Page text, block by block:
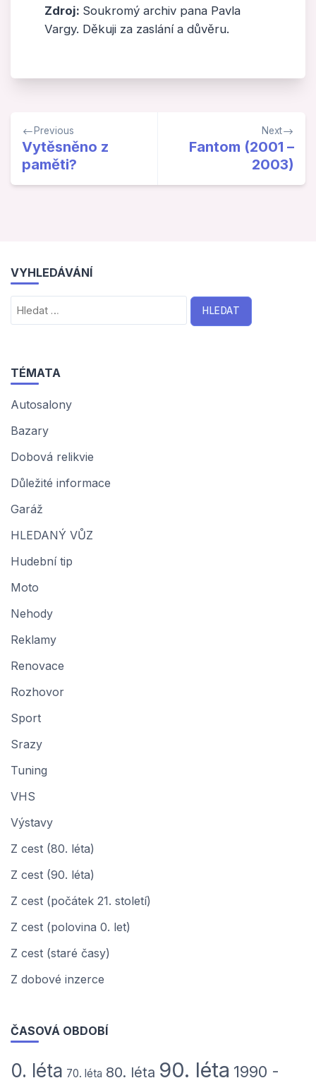
Zdroj: Soukromý archiv pana Pavla
Vargy. Děkuji za zaslání a důvěru.
Navigace
pro
příspěvek
Previous
Vytěsněno z
paměti?
Next
Fantom (2001 –
2003)
VYHLEDÁVÁNÍ
Vyhledávání
TÉMATA
Autosalony
Bazary
Dobová relikvie
Důležité informace
Garáž
HLEDANÝ VŮZ
Hudební tip
Moto
Nehody
Reklamy
Renovace
Rozhovor
Sport
Srazy
Tuning
VHS
Výstavy
Z cest (80. léta)
Z cest (90. léta)
Z cest (počátek 21. století)
Z cest (polovina 0. let)
Z cest (staré časy)
Z dobové inzerce
ČASOVÁ OBDOBÍ
0. léta 70. léta 80. léta 90. léta 1990 -